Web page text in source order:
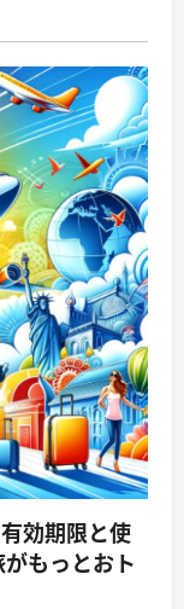
効期限と使
がもっとおト